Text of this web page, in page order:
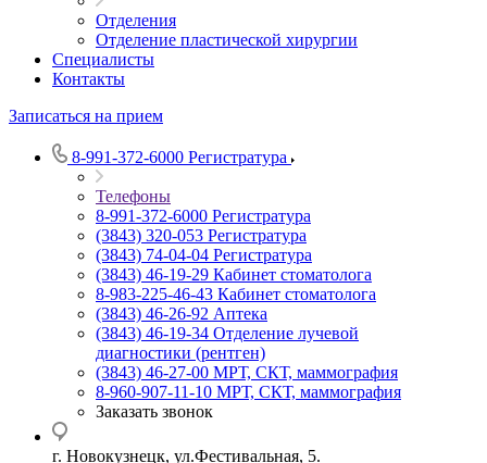
Отделения
Отделение пластической хирургии
Специалисты
Контакты
Записаться на прием
8-991-372-6000 Регистратура
Телефоны
8-991-372-6000 Регистратура
(3843) 320-053 Регистратура
(3843) 74-04-04 Регистратура
(3843) 46-19-29 Кабинет стоматолога
8-983-225-46-43 Кабинет стоматолога
(3843) 46-26-92 Аптека
(3843) 46-19-34 Отделение лучевой
диагностики (рентген)
(3843) 46-27-00 МРТ, СКТ, маммография
8-960-907-11-10 МРТ, СКТ, маммография
Заказать звонок
г. Новокузнецк, ул.Фестивальная, 5.